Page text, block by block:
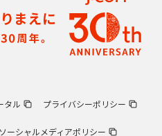
タル プライバシーポリシー
ソーシャルメディアポリシー